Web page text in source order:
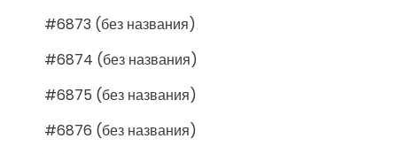
#6873 (без названия)
#6874 (без названия)
#6875 (без названия)
#6876 (без названия)